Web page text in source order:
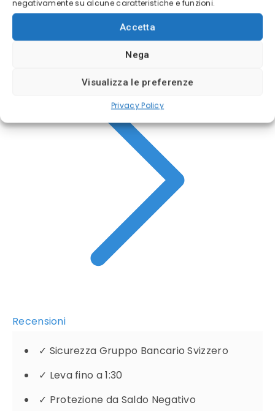
negativamente su alcune caratteristiche e funzioni.
Accetta
Nega
Visualizza le preferenze
Privacy Policy
APRI DEMO LIVE
Recensioni
✓ Sicurezza Gruppo Bancario Svizzero
✓ Leva fino a 1:30
✓ Protezione da Saldo Negativo